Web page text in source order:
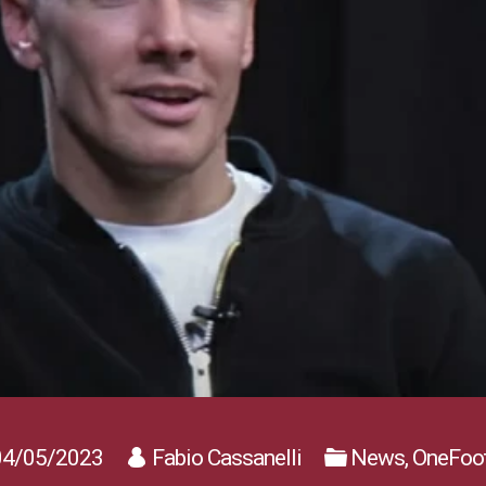
05/2023 Fabio Cassanelli News,